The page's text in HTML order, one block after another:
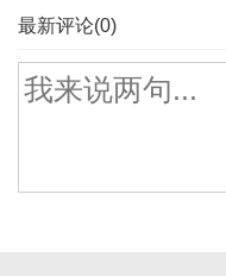
最新评论(0)